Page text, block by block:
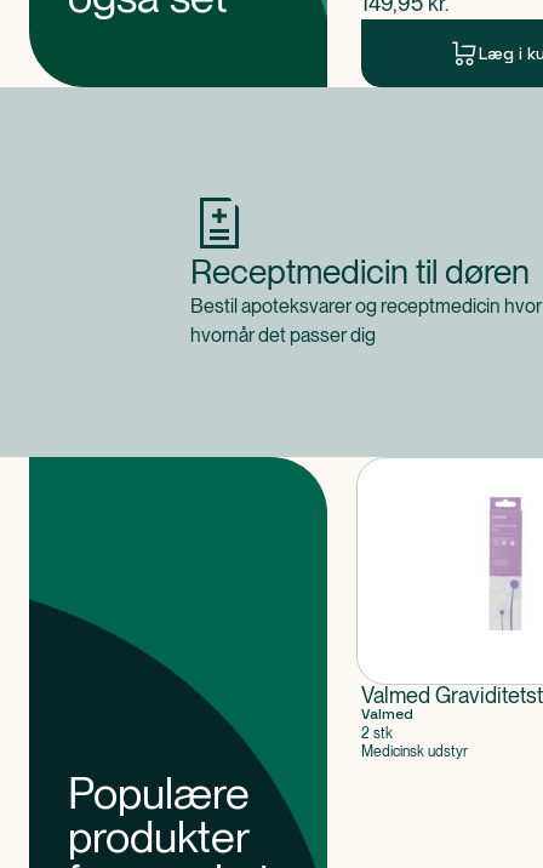
Læg i
Receptmedicin til døren
Bestil apoteksvarer og receptmedicin
hvornår det passer dig
Populære
produkter
Valmed
Valmed
2 stk
Medicinsk udstyr